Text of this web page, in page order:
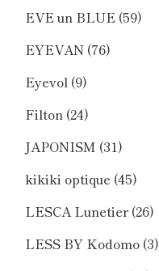
EVE un BLUE (59)
EYEVAN (76)
Eyevol (9)
Filton (24)
JAPONISM (31)
kikiki optique (45)
LESCA Lunetier(26)
LESS BY Kodomo (3)